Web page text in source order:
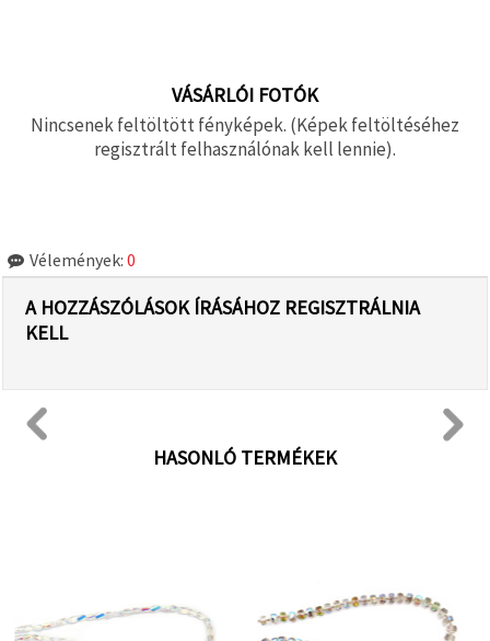
VÁSÁRLÓI FOTÓK
Nincsenek feltöltött fényképek. (Képek feltöltéséhez
regisztrált felhasználónak kell lennie).
Vélemények: 0
A HOZZÁSZÓLÁSOK ÍRÁSÁHOZ REGISZTRÁLNIA
KELL
HASONLÓ TERMÉKEK